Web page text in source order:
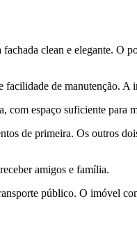
clean e elegante. O
de manutenção.
com espaço suficiente para
de primeira. Os outros
amigos e família.
público. O imóvel